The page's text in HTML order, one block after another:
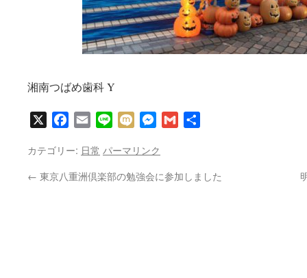
湘南つばめ歯科 Y
X Facebook
Email Line Mixi Messenger
Gmail
カテゴリー: 日常 パーマリンク
← 東京八重洲倶楽部の勉強会に参加しました